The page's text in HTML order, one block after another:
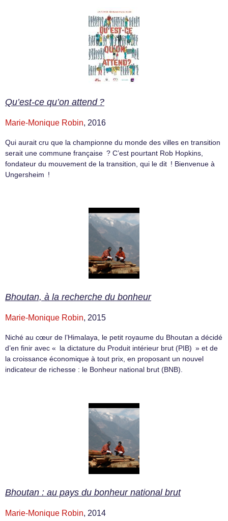
Qu’est-ce qu’on attend ?
Marie-Monique Robin, 2016
Qui aurait cru que la championne du monde des villes en transition
serait une commune française ? C’est pourtant Rob Hopkins,
fondateur du mouvement de la transition, qui le dit ! Bienvenue à
Ungersheim !
Bhoutan, à la recherche du bonheur
Marie-Monique Robin, 2015
Niché au cœur de l’Himalaya, le petit royaume du Bhoutan a décidé
d’en finir avec « la dictature du Produit intérieur brut (PIB) » et de
la croissance économique à tout prix, en proposant un nouvel
indicateur de richesse : le Bonheur national brut (BNB).
Bhoutan : au pays du bonheur national brut
Marie-Monique Robin, 2014